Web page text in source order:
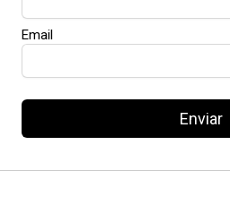
Email
Enviar